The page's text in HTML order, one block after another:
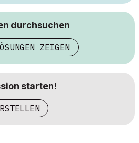
durchsuchen
ZEIGEN
starten!